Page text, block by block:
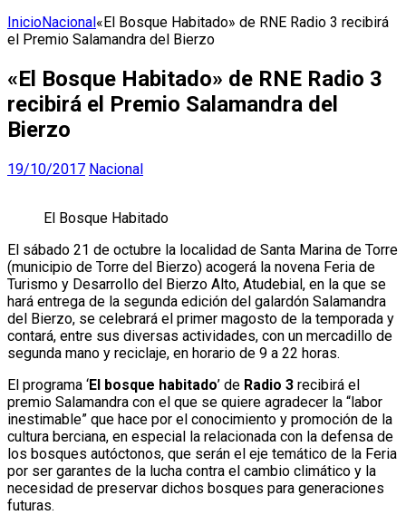
InicioNacional«El Bosque Habitado» de RNE Radio 3 recibirá
el Premio Salamandra del Bierzo
«El Bosque Habitado» de RNE Radio 3
recibirá el Premio Salamandra del
Bierzo
19/10/2017 Nacional
El Bosque Habitado
El sábado 21 de octubre la localidad de Santa Marina de Torre
(municipio de Torre del Bierzo) acogerá la novena Feria de
Turismo y Desarrollo del Bierzo Alto, Atudebial, en la que se
hará entrega de la segunda edición del galardón Salamandra
del Bierzo, se celebrará el primer magosto de la temporada y
contará, entre sus diversas actividades, con un mercadillo de
segunda mano y reciclaje, en horario de 9 a 22 horas.
El programa ‘El bosque habitado’ de Radio 3 recibirá el
premio Salamandra con el que se quiere agradecer la “labor
inestimable” que hace por el conocimiento y promoción de la
cultura berciana, en especial la relacionada con la defensa de
los bosques autóctonos, que serán el eje temático de la Feria
por ser garantes de la lucha contra el cambio climático y la
necesidad de preservar dichos bosques para generaciones
futuras.